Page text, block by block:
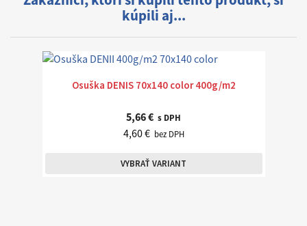
kúpili aj...
Osuška DENIS 70x140 color 400g/m2
5,66 € s DPH
4,60 € bez DPH
VYBRAŤ VARIANT